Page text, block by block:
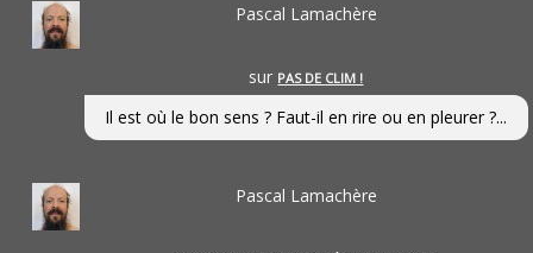
Pascal Lamachère
sur PAS DE CLIM !
Il est où le bon sens ? Faut-il en rire ou en pleurer ?...
Pascal Lamachère